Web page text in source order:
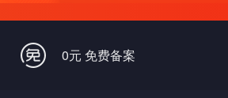
0元 免费备案